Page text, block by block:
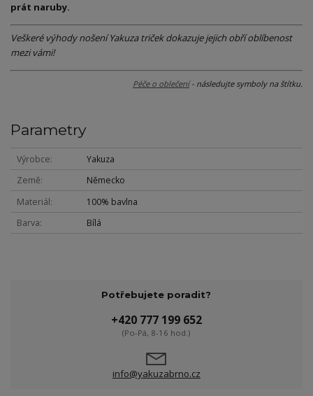
prát naruby.
Veškeré výhody nošení Yakuza triček dokazuje jejich obří oblíbenost
mezi vámi!
Péče o oblečení- následujte symboly na štítku.
Parametry
Výrobce
Yakuza
Země
Německo
Materiál
100% bavlna
Barva
Bílá
Potřebujete poradit?
+420 777 199 652
(Po-Pá, 8-16 hod.)
info@yakuzabrno.cz